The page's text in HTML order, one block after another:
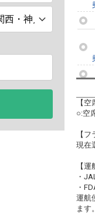
【空
○:空
【
現在
【
・
・
運航
ます。